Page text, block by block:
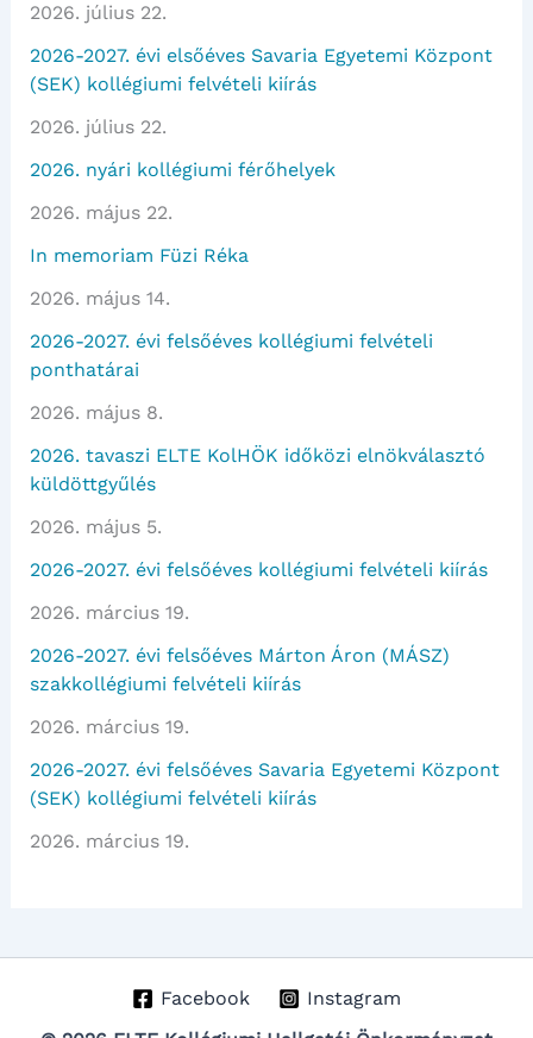
2026. július 22.
2026-2027. évi elsőéves Savaria Egyetemi Központ
(SEK) kollégiumi felvételi kiírás
2026. július 22.
2026. nyári kollégiumi férőhelyek
2026. május 22.
In memoriam Füzi Réka
2026. május 14.
2026-2027. évi felsőéves kollégiumi felvételi
ponthatárai
2026. május 8.
2026. tavaszi ELTE KolHÖK időközi elnökválasztó
küldöttgyűlés
2026. május 5.
2026-2027. évi felsőéves kollégiumi felvételi kiírás
2026. március 19.
2026-2027. évi felsőéves Márton Áron (MÁSZ)
szakkollégiumi felvételi kiírás
2026. március 19.
2026-2027. évi felsőéves Savaria Egyetemi Központ
(SEK) kollégiumi felvételi kiírás
2026. március 19.
Facebook
Instagram